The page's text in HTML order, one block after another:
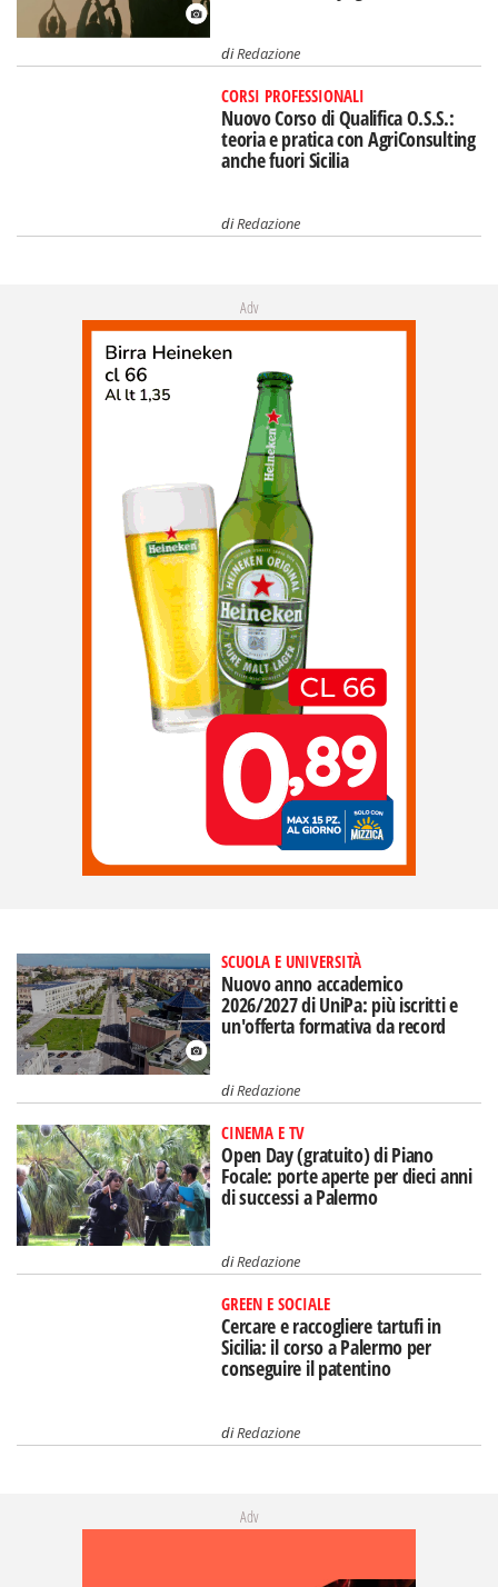
diRedazione
CORSI PROFESSIONALI
Nuovo Corso di Qualifica O.S.S.:
teoria e pratica con AgriConsulting
anche fuori Sicilia
diRedazione
Adv
SCUOLA E UNIVERSITÀ
Nuovo anno accademico
2026/2027 di UniPa: più iscritti e
un'offerta formativa da record
diRedazione
CINEMA E TV
Open Day (gratuito) di Piano
Focale: porte aperte per dieci anni
di successi a Palermo
diRedazione
GREEN E SOCIALE
Cercare e raccogliere tartufi in
Sicilia: il corso a Palermo per
conseguire il patentino
diRedazione
Adv